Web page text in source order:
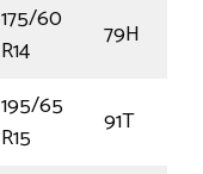
175/60
R14
79H
195/65
R15
91T